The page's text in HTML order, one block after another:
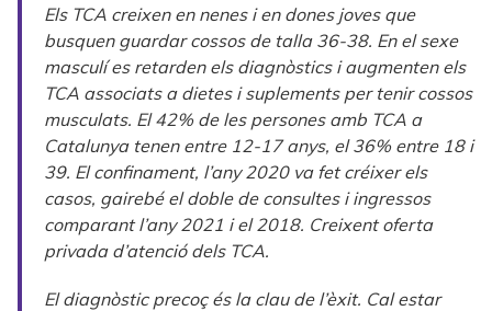
Els TCA creixen en nenes i en dones joves que
busquen guardar cossos de talla 36-38. En el sexe
masculí es retarden els diagnòstics i augmenten els
TCA associats a dietes i suplements per tenir cossos
musculats. El 42% de les persones amb TCA a
Catalunya tenen entre 12-17 anys, el 36% entre 18 i
39. El confinament, l’any 2020 va fet créixer els
casos, gairebé el doble de consultes i ingressos
comparant l’any 2021 i el 2018. Creixent oferta
privada d’atenció dels TCA.
El diagnòstic precoç és la clau de l’èxit. Cal estar